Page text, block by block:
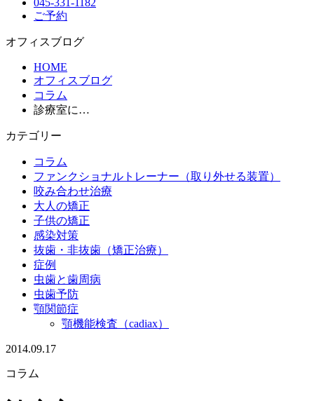
045-331-1182
ご予約
オフィスブログ
HOME
オフィスブログ
コラム
診療室に…
カテゴリー
コラム
ファンクショナルトレーナー（取り外せる装置）
咬み合わせ治療
大人の矯正
子供の矯正
感染対策
抜歯・非抜歯（矯正治療）
症例
虫歯と歯周病
虫歯予防
顎関節症
顎機能検査（cadiax）
2014.09.17
コラム